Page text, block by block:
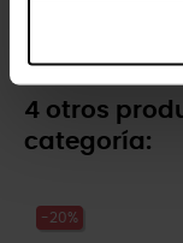
4 otros
categoría:
-20%